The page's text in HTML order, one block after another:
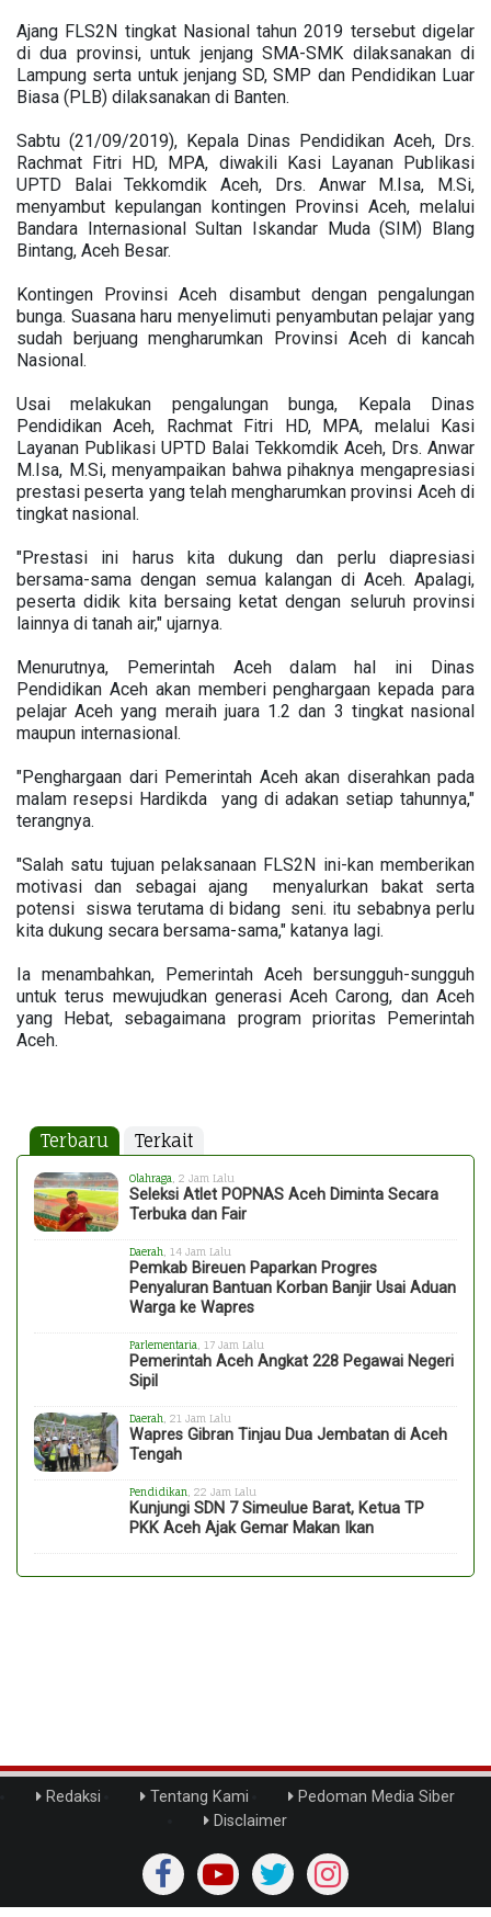
Ajang FLS2N tingkat Nasional tahun 2019 tersebut digelar
di dua provinsi, untuk jenjang SMA-SMK dilaksanakan di
Lampung serta untuk jenjang SD, SMP dan Pendidikan Luar
Biasa (PLB) dilaksanakan di Banten.
Sabtu (21/09/2019), Kepala Dinas Pendidikan Aceh, Drs.
Rachmat Fitri HD, MPA, diwakili Kasi Layanan Publikasi
UPTD Balai Tekkomdik Aceh, Drs. Anwar M.Isa, M.Si,
menyambut kepulangan kontingen Provinsi Aceh, melalui
Bandara Internasional Sultan Iskandar Muda (SIM) Blang
Bintang, Aceh Besar.
Kontingen Provinsi Aceh disambut dengan pengalungan
bunga. Suasana haru menyelimuti penyambutan pelajar yang
sudah berjuang mengharumkan Provinsi Aceh di kancah
Nasional.
Usai melakukan pengalungan bunga, Kepala Dinas
Pendidikan Aceh, Rachmat Fitri HD, MPA, melalui Kasi
Layanan Publikasi UPTD Balai Tekkomdik Aceh, Drs. Anwar
M.Isa, M.Si, menyampaikan bahwa pihaknya mengapresiasi
prestasi peserta yang telah mengharumkan provinsi Aceh di
tingkat nasional.
"Prestasi ini harus kita dukung dan perlu diapresiasi
bersama-sama dengan semua kalangan di Aceh. Apalagi,
peserta didik kita bersaing ketat dengan seluruh provinsi
lainnya di tanah air," ujarnya.
Menurutnya, Pemerintah Aceh dalam hal ini Dinas
Pendidikan Aceh akan memberi penghargaan kepada para
pelajar Aceh yang meraih juara 1.2 dan 3 tingkat nasional
maupun internasional.
"Penghargaan dari Pemerintah Aceh akan diserahkan pada
malam resepsi Hardikda yang di adakan setiap tahunnya,"
terangnya.
"Salah satu tujuan pelaksanaan FLS2N ini-kan memberikan
motivasi dan sebagai ajang menyalurkan bakat serta
potensi siswa terutama di bidang seni. itu sebabnya perlu
kita dukung secara bersama-sama," katanya lagi.
Ia menambahkan, Pemerintah Aceh bersungguh-sungguh
untuk terus mewujudkan generasi Aceh Carong, dan Aceh
yang Hebat, sebagaimana program prioritas Pemerintah
Aceh.
Terbaru Terkait
Olahraga , 2 Jam Lalu
Seleksi Atlet POPNAS Aceh Diminta Secara
Terbuka dan Fair
Daerah , 14 Jam Lalu
Pemkab Bireuen Paparkan Progres
Penyaluran Bantuan Korban Banjir Usai Aduan
Warga ke Wapres
Parlementaria , 17 Jam Lalu
Pemerintah Aceh Angkat 228 Pegawai Negeri
Sipil
Daerah , 21 Jam Lalu
Wapres Gibran Tinjau Dua Jembatan di Aceh
Tengah
Pendidikan , 22 Jam Lalu
Kunjungi SDN 7 Simeulue Barat, Ketua TP
PKK Aceh Ajak Gemar Makan Ikan
Redaksi Tentang Kami
Pedoman Media Siber
Disclaimer